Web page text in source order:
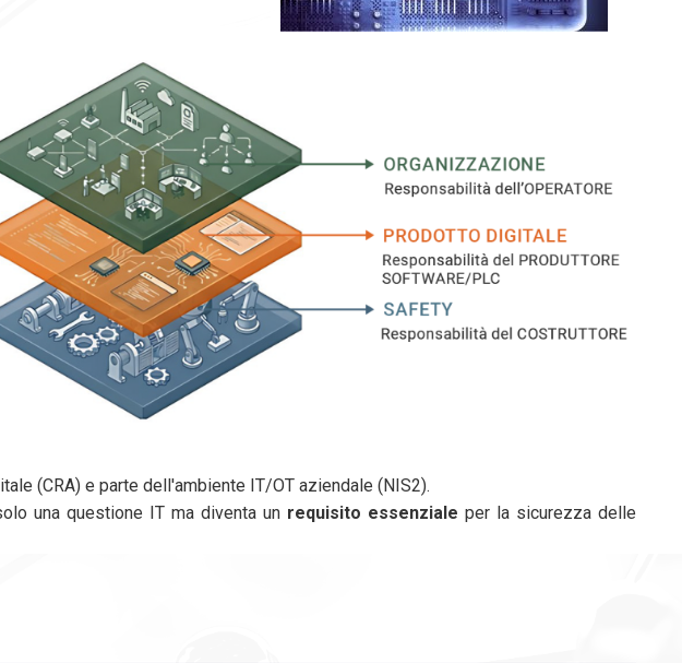
(CRA) e parte dell'ambiente IT/OT aziendale (NIS2).
una questione IT ma diventa un requisito essenziale per la sicurezza delle